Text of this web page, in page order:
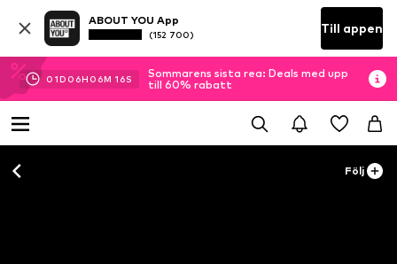
ABOUT YOU App
(152 700) Till appen
01D 06H 06M 15S
Sommarens sista rea: Deals med upp
till 60% rabatt
Följ